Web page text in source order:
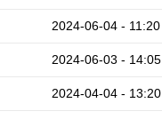
2024-06-04 - 11:20
2024-06-03 - 14:05
2024-04-04 - 13:20